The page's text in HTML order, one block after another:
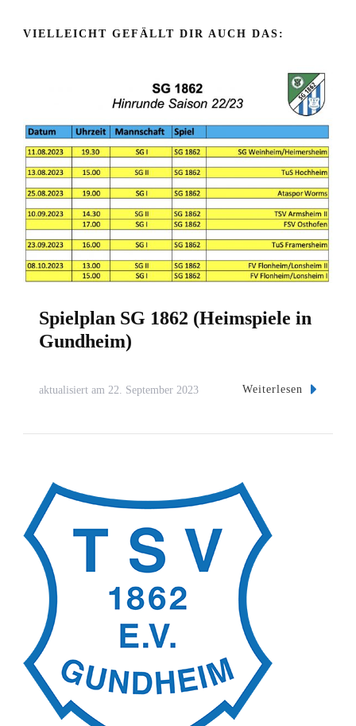
VIELLEICHT GEFÄLLT DIR AUCH DAS:
Spielplan SG 1862 (Heimspiele in
Gundheim)
aktualisiert am 22. September 2023 Weiterlesen